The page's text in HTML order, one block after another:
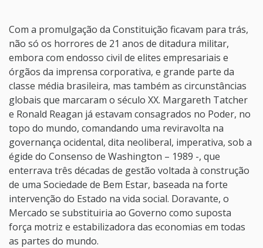
Com a promulgação da Constituição ficavam para trás,
não só os horrores de 21 anos de ditadura militar,
embora com endosso civil de elites empresariais e
órgãos da imprensa corporativa, e grande parte da
classe média brasileira, mas também as circunstâncias
globais que marcaram o século XX. Margareth Tatcher
e Ronald Reagan já estavam consagrados no Poder, no
topo do mundo, comandando uma reviravolta na
governança ocidental, dita neoliberal, imperativa, sob a
égide do Consenso de Washington – 1989 -, que
enterrava três décadas de gestão voltada à construção
de uma Sociedade de Bem Estar, baseada na forte
intervenção do Estado na vida social. Doravante, o
Mercado se substituiria ao Governo como suposta
força motriz e estabilizadora das economias em todas
as partes do mundo.